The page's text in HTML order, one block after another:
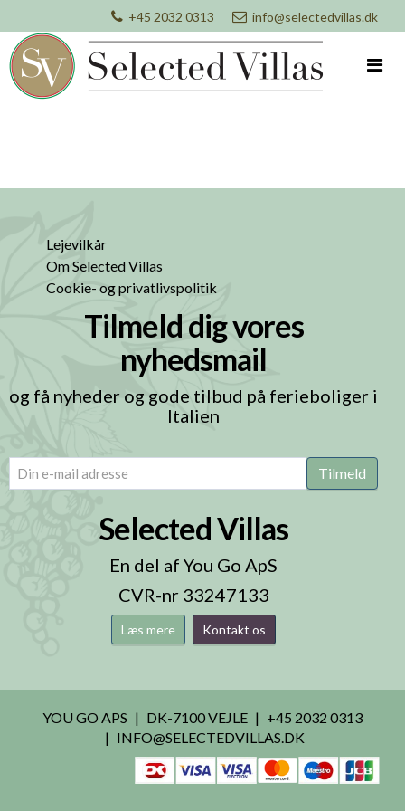
+45 2032 0313 info@selectedvillas.dk
Lejevilkår
Om Selected Villas
Cookie- og privatlivspolitik
Tilmeld dig vores
nyhedsmail
og få nyheder og gode tilbud på ferieboliger i
Italien
email (Påkrævet) Tilmeld
Selected Villas
En del af You Go ApS
CVR-nr 33247133
Læs mere Kontakt os
YOU GO APS DK-7100 VEJLE
+45 2032 0313
INFO@SELECTEDVILLAS.DK